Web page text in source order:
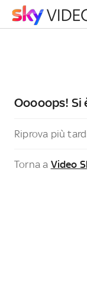
Ooooops! Si
Riprova più
Torna a Video